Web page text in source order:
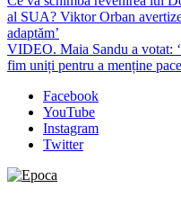
al SUA? Viktor Orban
adaptăm’
VIDEO. Maia Sandu a votat:
fim uniți pentru a menține
Facebook
YouTube
Instagram
Twitter